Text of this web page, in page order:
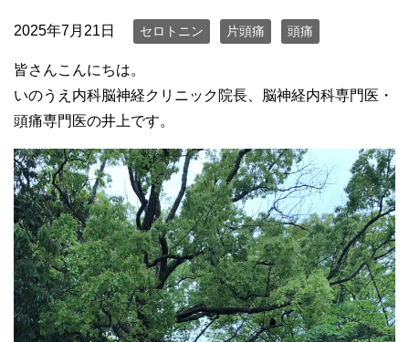
2025年7月21日 セロトニン 片頭痛 頭痛
皆さんこんにちは。
いのうえ内科脳神経クリニック院長、脳神経内科専門医・
頭痛専門医の井上です。